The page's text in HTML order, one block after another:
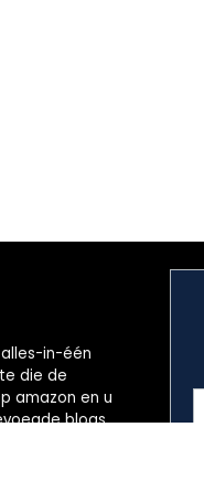
in-één
die de
amazon en u
blogs.